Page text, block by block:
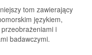
tom zawierający
językiem,
i
badawczymi.